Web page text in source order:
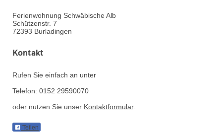
Ferienwohnung Schwäbische Alb
Schützenstr. 7
72393 Burladingen
Kontakt
Rufen Sie einfach an unter
Telefon: 0152 29590070
oder nutzen Sie unser Kontaktformular.
Teilen